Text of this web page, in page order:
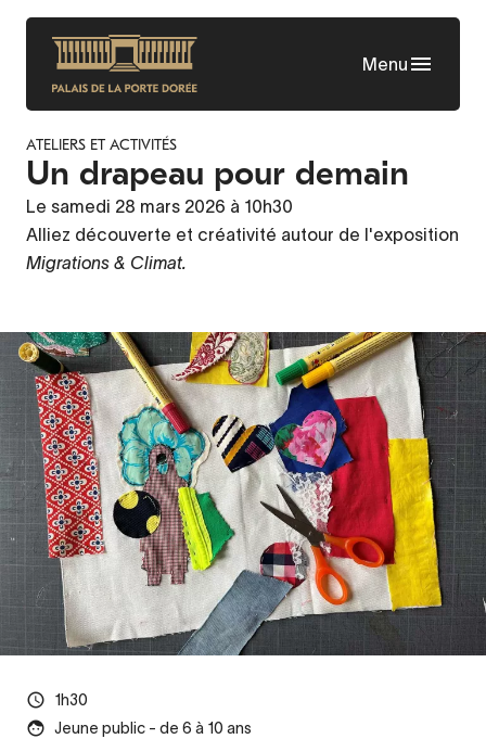
Aller
contenu
principal
Menu
ATELIERS ET ACTIVITÉS
Un drapeau pour demain
Le samedi 28 mars 2026 à 10h30
Alliez découverte et créativité autour de l'exposition
Migrations & Climat.
1h30
Jeune public - de 6 à 10 ans